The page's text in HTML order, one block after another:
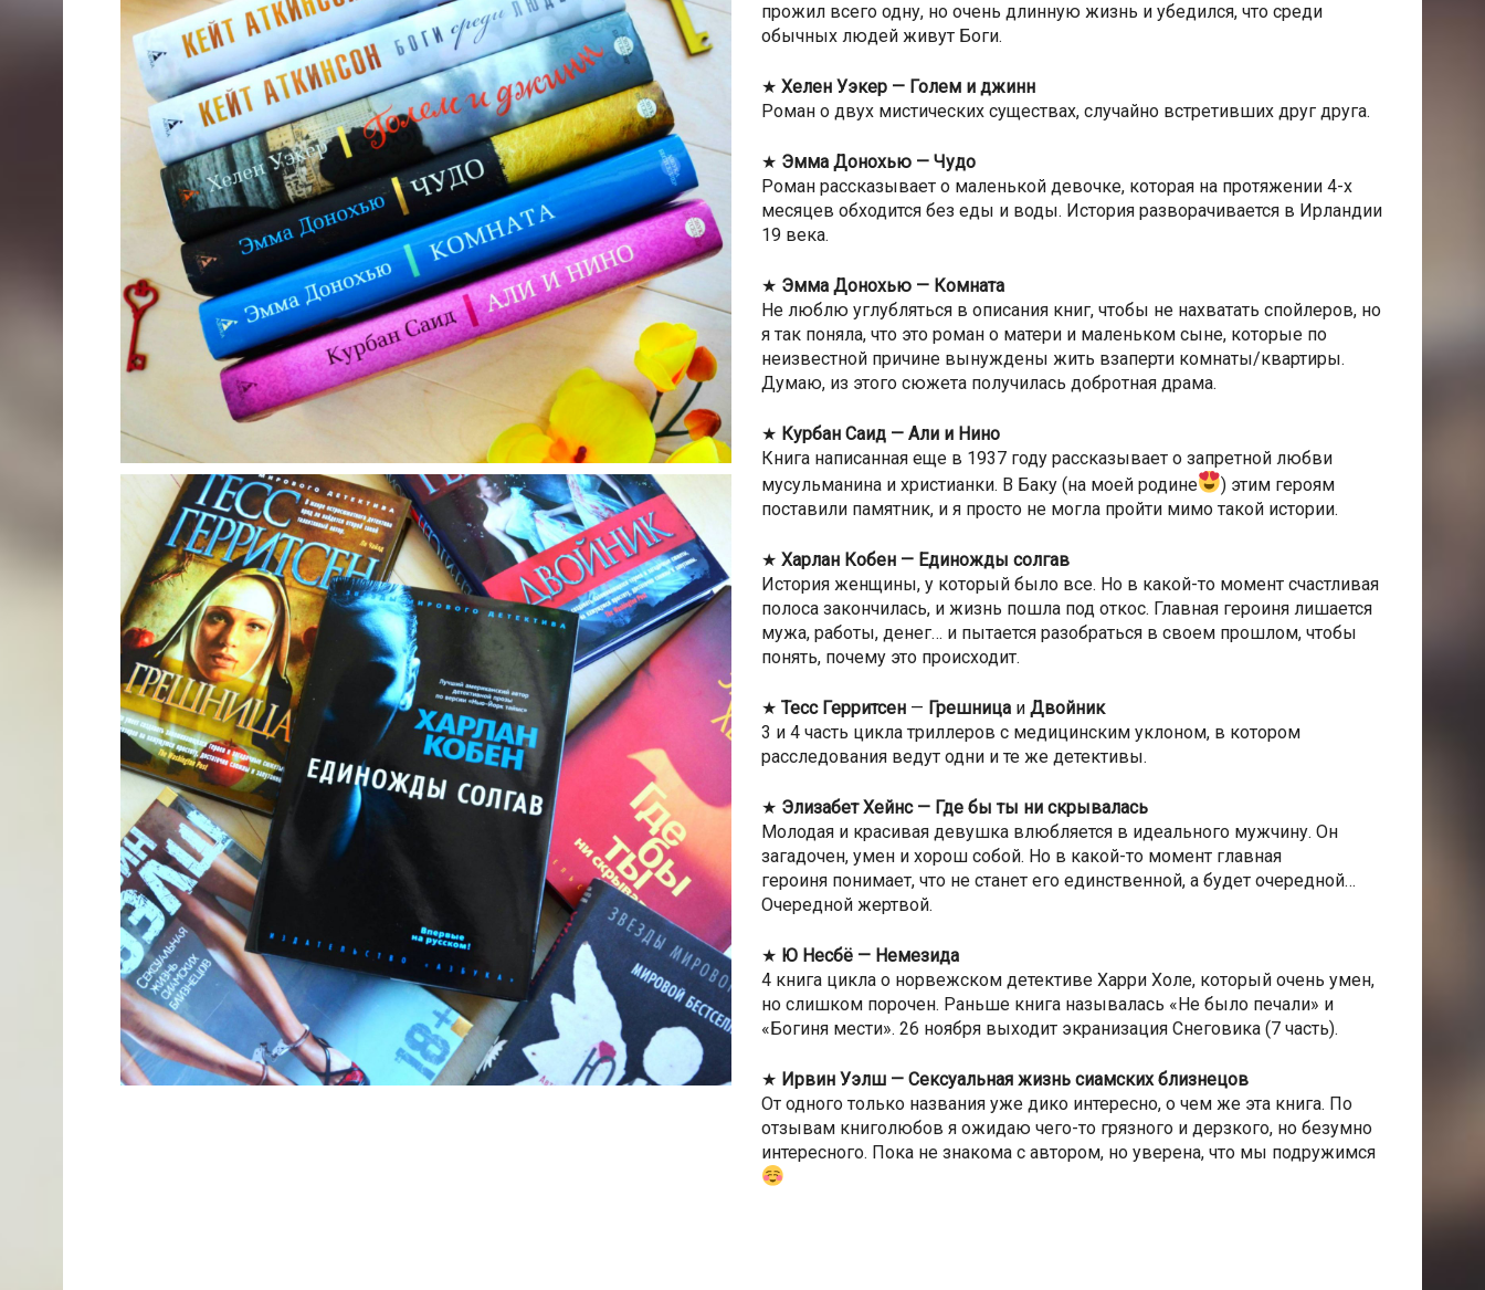
прожил всего одну, но очень длинную жизнь и убедился, что среди
обычных людей живут Боги.
★ Хелен Уэкер — Голем и джинн
Роман о двух мистических существах, случайно встретивших друг друга.
★ Эмма Донохью — Чудо
Роман рассказывает о маленькой девочке, которая на протяжении 4-х
месяцев обходится без еды и воды. История разворачивается в Ирландии
19 века.
★ Эмма Донохью — Комната
Не люблю углубляться в описания книг, чтобы не нахватать спойлеров, но
я так поняла, что это роман о матери и маленьком сыне, которые по
неизвестной причине вынуждены жить взаперти комнаты/квартиры.
Думаю, из этого сюжета получилась добротная драма.
★ Курбан Саид — Али и Нино
Книга написанная еще в 1937 году рассказывает о запретной любви
мусульманина и христианки. В Баку (на моей родине
) этим героям
поставили памятник, и я просто не могла пройти мимо такой истории.
★ Харлан Кобен — Единожды солгав
История женщины, у который было все. Но в какой-то момент счастливая
полоса закончилась, и жизнь пошла под откос. Главная героиня лишается
мужа, работы, денег… и пытается разобраться в своем прошлом, чтобы
понять, почему это происходит.
★ Тесс Герритсен — Грешница и Двойник
3 и 4 часть цикла триллеров с медицинским уклоном, в котором
расследования ведут одни и те же детективы.
★ Элизабет Хейнс — Где бы ты ни скрывалась
Молодая и красивая девушка влюбляется в идеального мужчину. Он
загадочен, умен и хорош собой. Но в какой-то момент главная
героиня понимает, что не станет его единственной, а будет очередной…
Очередной жертвой.
★ Ю Несбё — Немезида
4 книга цикла о норвежском детективе Харри Холе, который очень умен,
но слишком порочен. Раньше книга называлась «Не было печали» и
«Богиня мести». 26 ноября выходит экранизация Снеговика (7 часть).
★ Ирвин Уэлш — Сексуальная жизнь сиамских близнецов
От одного только названия уже дико интересно, о чем же эта книга. По
отзывам книголюбов я ожидаю чего-то грязного и дерзкого, но безумно
интересного. Пока не знакома с автором, но уверена, что мы подружимся